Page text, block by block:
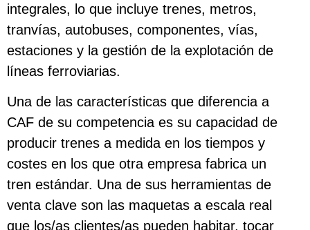
integrales, lo que incluye trenes, metros,
tranvías, autobuses, componentes, vías,
estaciones y la gestión de la explotación de
líneas ferroviarias.
Una de las características que diferencia a
CAF de su competencia es su capacidad de
producir trenes a medida en los tiempos y
costes en los que otra empresa fabrica un
tren estándar. Una de sus herramientas de
venta clave son las maquetas a escala real
que los/as clientes/as pueden habitar, tocar